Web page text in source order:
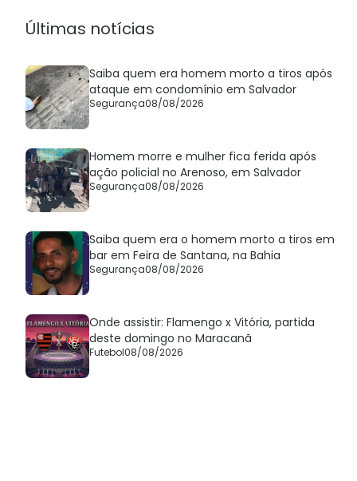
Últimas notícias
Saiba quem era homem morto a tiros após
ataque em condomínio em Salvador
Segurança08/08/2026
Homem morre e mulher fica ferida após
ação policial no Arenoso, em Salvador
Segurança08/08/2026
Saiba quem era o homem morto a tiros em
bar em Feira de Santana, na Bahia
Segurança08/08/2026
Onde assistir: Flamengo x Vitória, partida
deste domingo no Maracanã
Futebol08/08/2026